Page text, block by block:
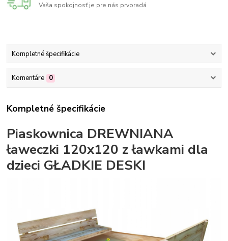
Vaša spokojnosť je pre nás prvoradá
Kompletné špecifikácie
Komentáre 0
Kompletné špecifikácie
Piaskownica DREWNIANA
ławeczki 120x120 z ławkami dla
dzieci GŁADKIE DESKI